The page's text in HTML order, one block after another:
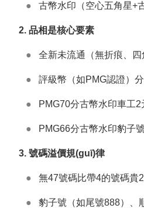
● 古幣水印（空心五角星+古幣
2. 品相是核心要素
● 全新未流通（無折痕、四角
● 評級幣（如PMG認證）分
● PMG70分古幣水印車工2
● PMG66分古幣水印豹子號
3. 號碼溢價規(guī)律
● 無47號碼比帶4的號碼貴
● 豹子號（如尾號888）、順